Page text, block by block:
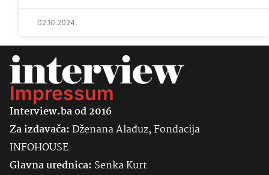
02.10.2024.
Impressum
Interview.ba od 2016
Za izdavača:Dženana Alađuz, Fondacija
INFOHOUSE
Glavna urednica: SenkaKurt